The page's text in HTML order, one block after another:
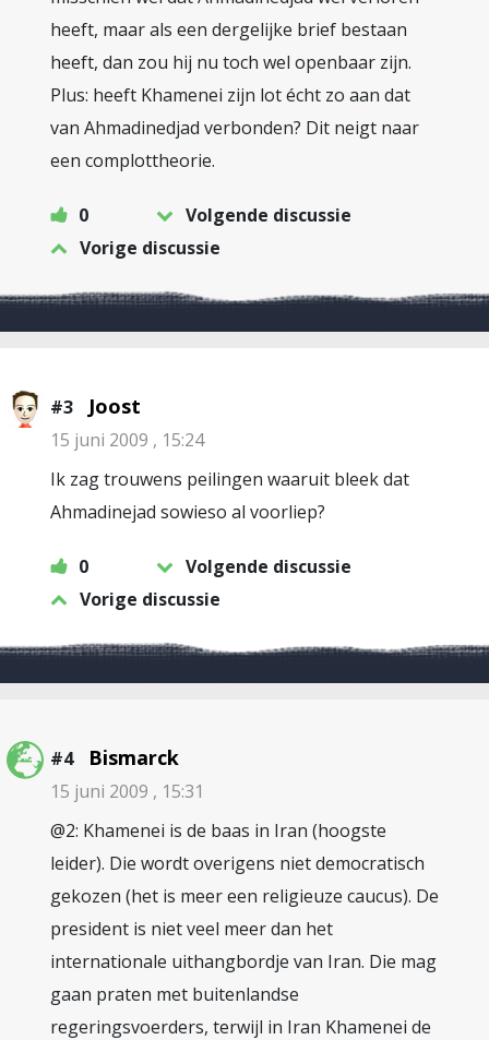
heeft, maar als een dergelijke brief bestaan
heeft, dan zou hij nu toch wel openbaar zijn.
Plus: heeft Khamenei zijn lot écht zo aan dat
van Ahmadinedjad verbonden? Dit neigt naar
een complottheorie.
0
Volgende discussie
Vorige discussie
#3 Joost
15 juni 2009 , 15:24
Ik zag trouwens peilingen waaruit bleek dat
Ahmadinejad sowieso al voorliep?
0
Volgende discussie
Vorige discussie
#4 Bismarck
15 juni 2009 , 15:31
@2: Khamenei is de baas in Iran (hoogste
leider). Die wordt overigens niet democratisch
gekozen (het is meer een religieuze caucus). De
president is niet veel meer dan het
internationale uithangbordje van Iran. Die mag
gaan praten met buitenlandse
regeringsvoerders, terwijl in Iran Khamenei de